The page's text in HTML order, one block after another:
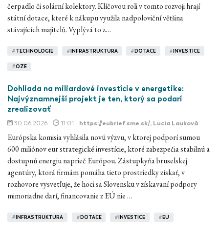
čerpadlo či solární kolektory. Klíčovou roli v tomto rozvoji hrají
státní dotace, které k nákupu využila nadpoloviční většina
stávajících majitelů. Vyplývá to z…
#TECHNOLOGIE # INFRASTRUKTURA # DOTACE # INVESTICE
#OZE
Dohliada na miliardové investície v energetike:
Najvýznamnejší projekt je ten, ktorý sa podarí
zrealizovať
30.06.2026 11:01 https://eubrief.sme.sk/, Lucia Lauková
Európska komisia vyhlásila novú výzvu, v ktorej podporí sumou
600 miliónov eur strategické investície, ktoré zabezpečia stabilnú a
dostupnú energiu naprieč Európou. Zástupkyňa bruselskej
agentúry, ktorá firmám pomáha tieto prostriedky získať, v
rozhovore vysvetľuje, že hoci sa Slovensku v získavaní podpory
mimoriadne darí, financovanie z EÚ nie …
# INFRASTRUKTURA # DOTACE # INVESTICE # EU